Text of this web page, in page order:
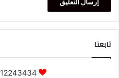
تابعنا
12243434